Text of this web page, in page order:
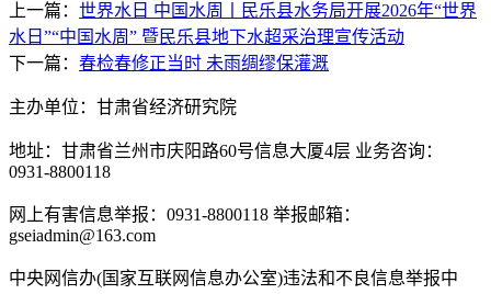
上一篇： 世界水日 中国水周丨民乐县水务局开展2026年“世界
水日”“中国水周” 暨民乐县地下水超采治理宣传活动
下一篇： 春检春修正当时 未雨绸缪保灌溉
主办单位：甘肃省经济研究院
地址：甘肃省兰州市庆阳路60号信息大厦4层 业务咨询：
0931-8800118
网上有害信息举报：0931-8800118 举报邮箱：
gseiadmin@163.com
中央网信办(国家互联网信息办公室)违法和不良信息举报中